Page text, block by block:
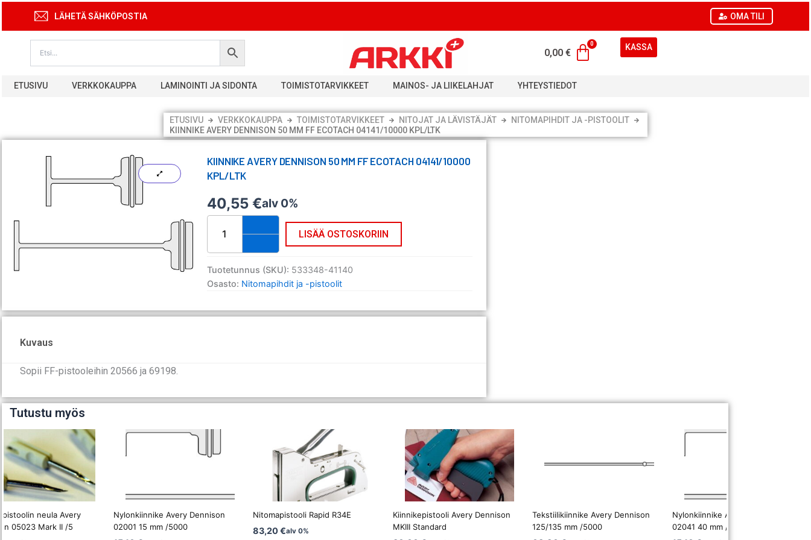
sisältöön
LÄHETÄ SÄHKÖPOSTIA OMA TILI
0,00 €
KASSA
ETUSIVU VERKKOKAUPPA LAMINOINTI JA SIDONTA TOIMISTOTARVIKKEET MAINOS- JA LIIKELAHJAT YHTEYSTIEDOT
ETUSIVU VERKKOKAUPPA TOIMISTOTARVIKKEET NITOJAT JA LÄVISTÄJÄT
NITOMAPIHDIT JA -PISTOOLIT
KIINNIKE AVERY DENNISON 50 MM FF ECOTACH 04141/10000 KPL/LTK
KIINNIKE AVERY DENNISON 50 MM FF ECOTACH 04141/10000
KPL/LTK
40,55€alv 0%
Kiinnike
Avery
50
mm
FF
kpl/ltk
LISÄÄ OSTOSKORIIN
Tuotetunnus (SKU): 533348-41140
Osasto: Nitomapihdit ja -pistoolit
Kuvaus
Sopii FF-pistooleihin 20566 ja 69198.
Tutustu myös
neula Avery
05023 Mark II /5
Nylonkiinnike Avery Dennison
02001 15 mm /5000
Nitomapistooli Rapid R34E
83,20€alv 0%
Kiinnikepistooli Avery Dennison
MKIII Standard
Tekstiilikiinnike Avery Dennison
125/135 mm /5000
Nylonkiinnike Avery Dennison
02041 40 mm /5000